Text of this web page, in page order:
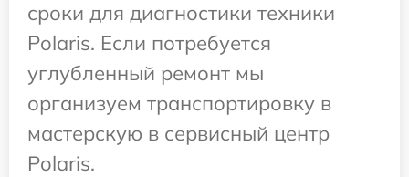
сроки для диагностики техники
Polaris. Если потребуется
углубленный ремонт мы
организуем транспортировку в
мастерскую в сервисный центр
Polaris.